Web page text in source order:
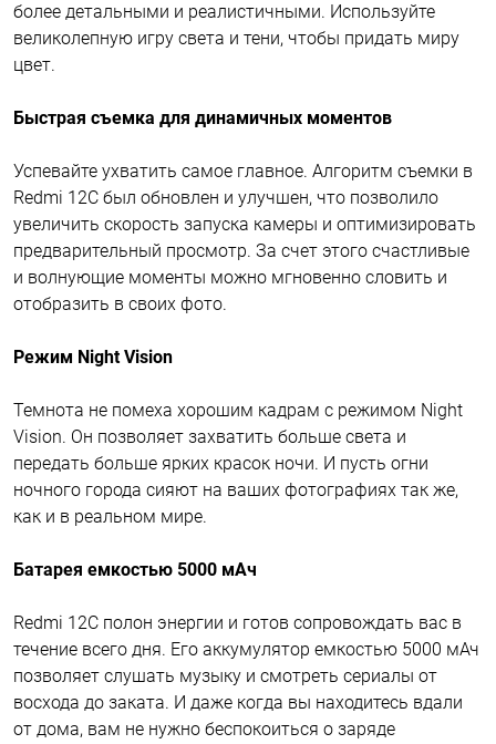
более детальными и реалистичными. Используйте
великолепную игру света и тени, чтобы придать миру
цвет.
Быстрая съемка для динамичных моментов
Успевайте ухватить самое главное. Алгоритм съемки в
Redmi 12C был обновлен и улучшен, что позволило
увеличить скорость запуска камеры и оптимизировать
предварительный просмотр. За счет этого счастливые
и волнующие моменты можно мгновенно словить и
отобразить в своих фото.
Режим Night Vision
Темнота не помеха хорошим кадрам с режимом Night
Vision. Он позволяет захватить больше света и
передать больше ярких красок ночи. И пусть огни
ночного города сияют на ваших фотографиях так же,
как и в реальном мире.
Батарея емкостью 5000 мАч
Redmi 12C полон энергии и готов сопровождать вас в
течение всего дня. Его аккумулятор емкостью 5000 мАч
позволяет слушать музыку и смотреть сериалы от
восхода до заката. И даже когда вы находитесь вдали
от дома, вам не нужно беспокоиться о заряде